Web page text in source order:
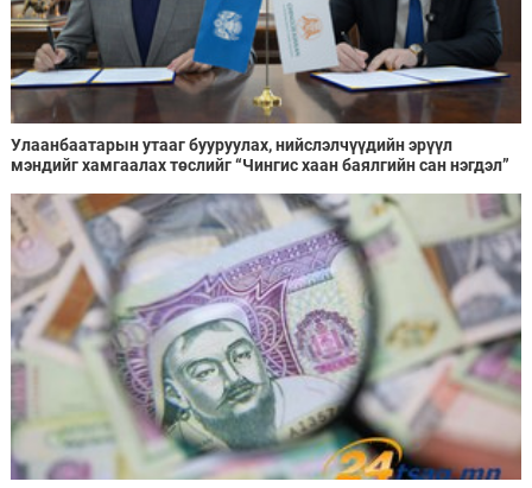
Улаанбаатарын утааг бууруулах, нийслэлчүүдийн эрүүл
мэндийг хамгаалах төслийг “Чингис хаан баялгийн сан нэгдэл”